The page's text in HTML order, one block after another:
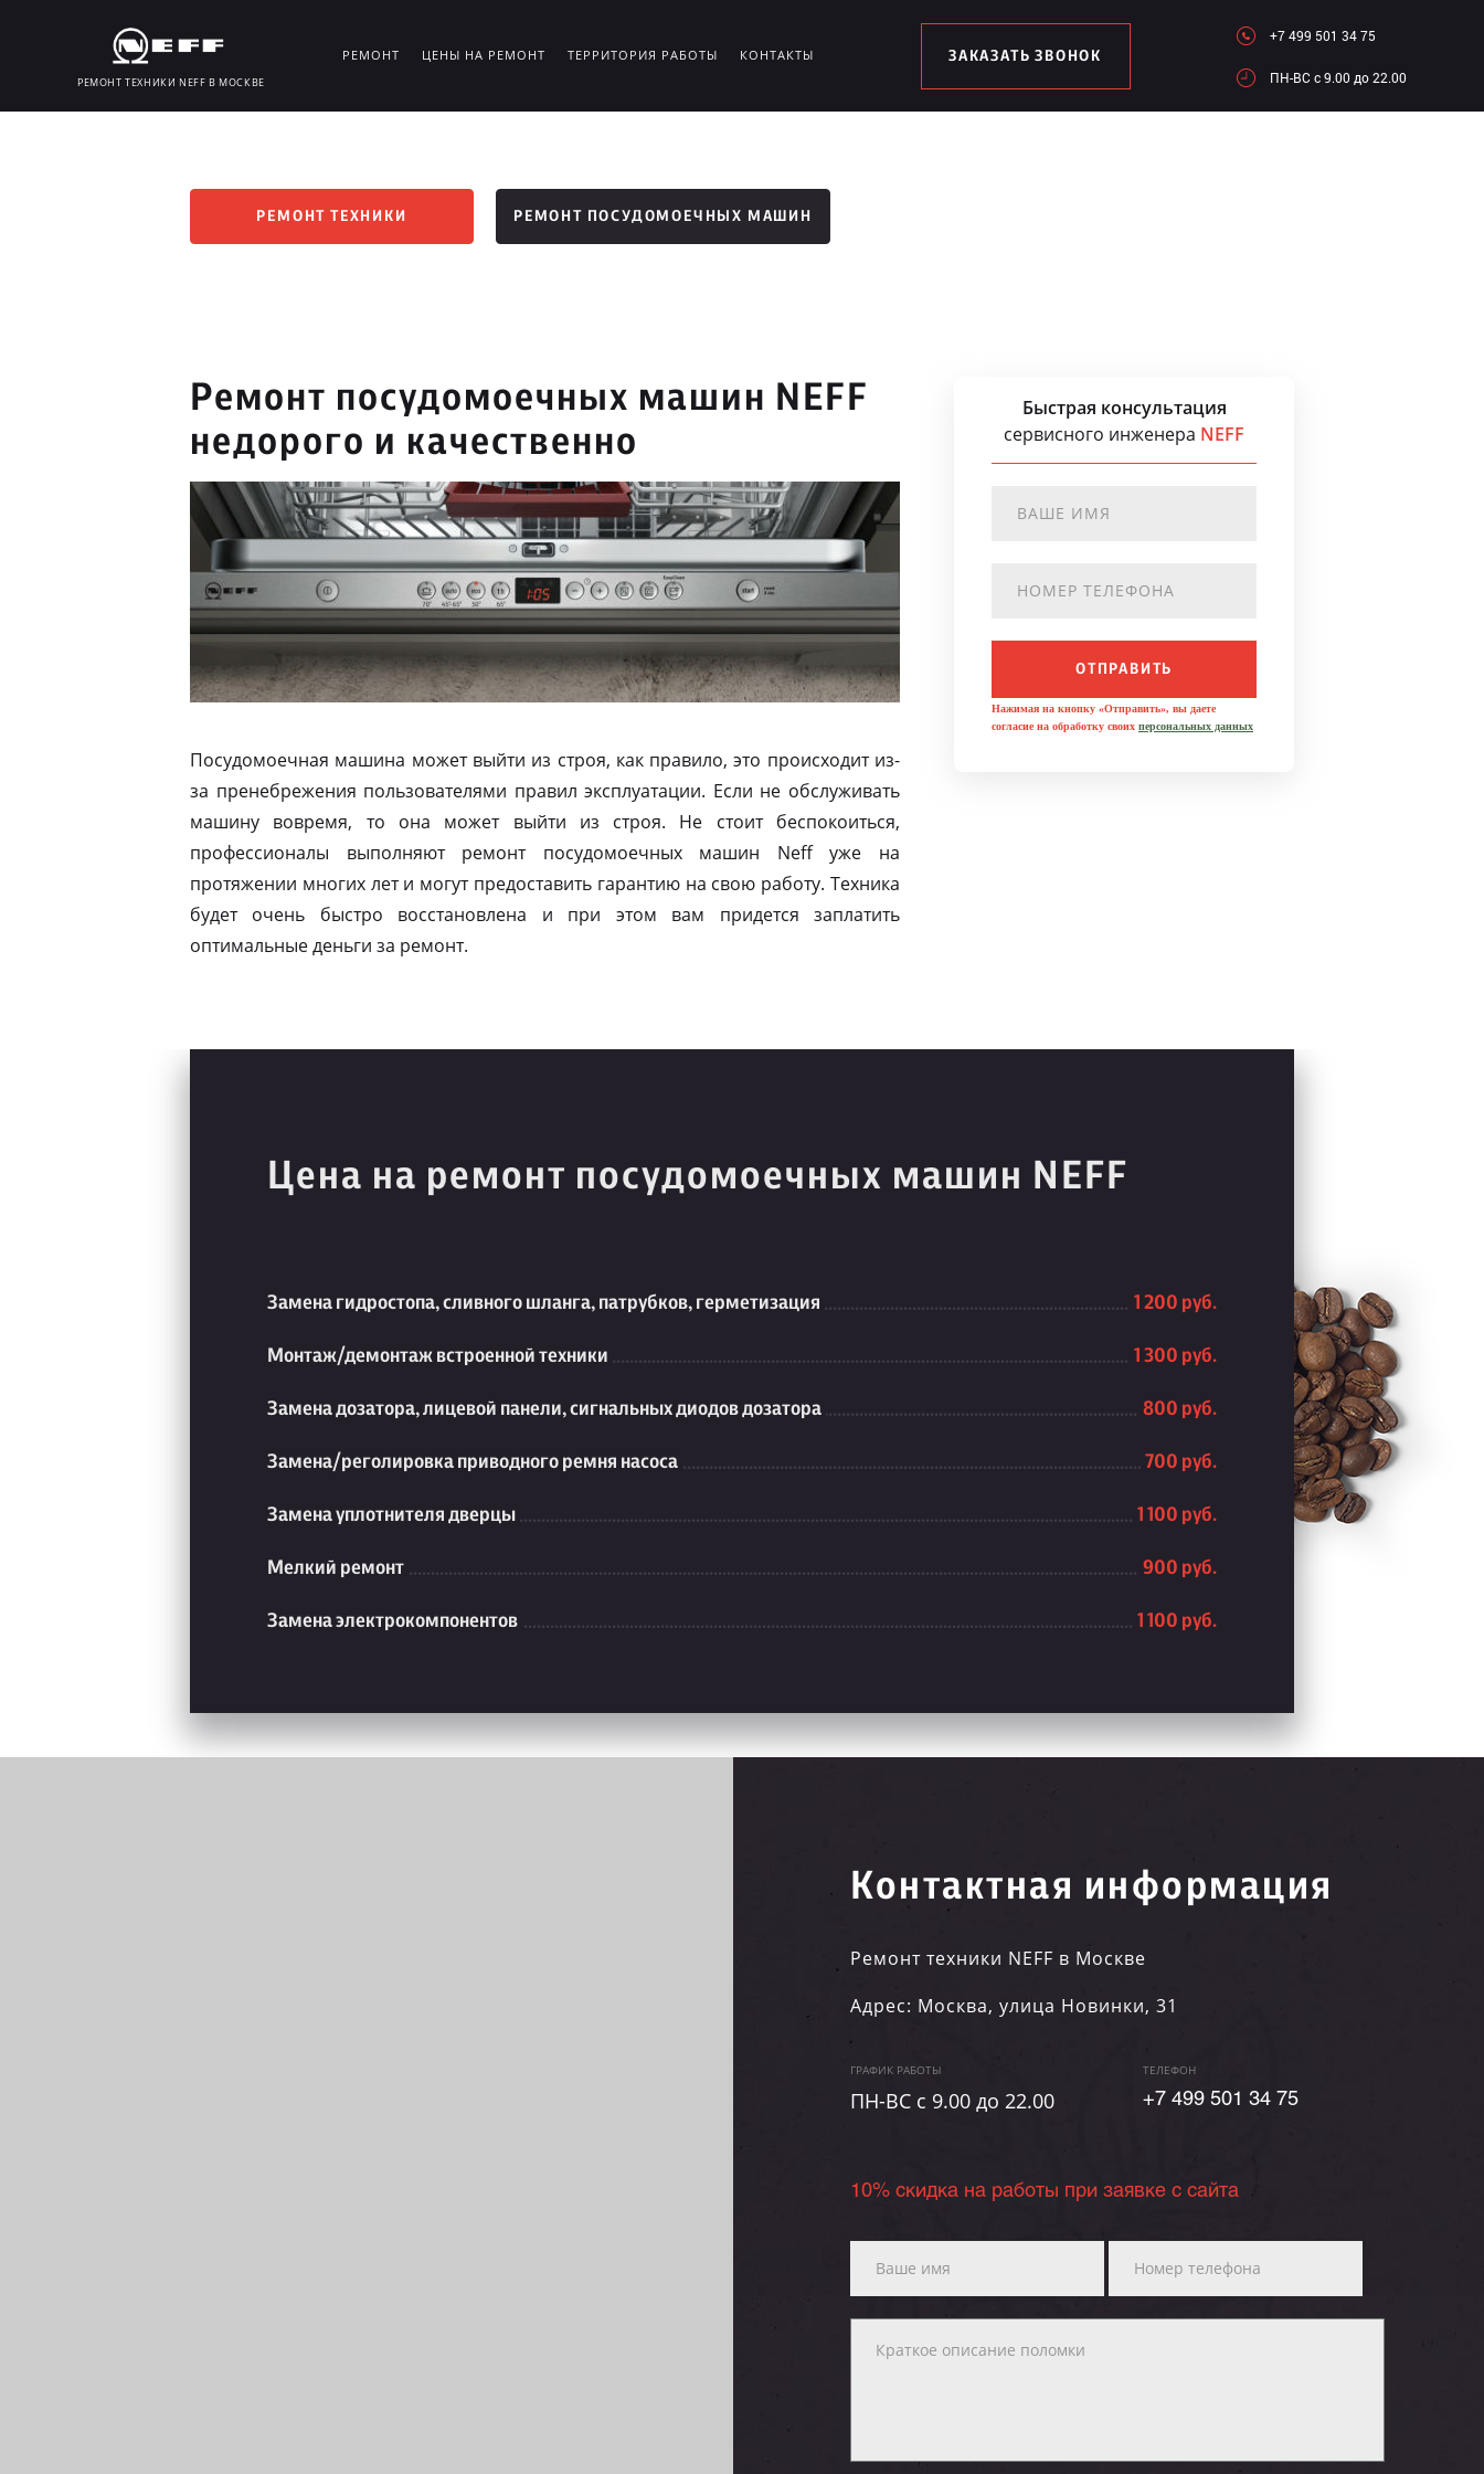
РЕМОНТ ТЕХНИКИ NEFF В МОСКВЕ
РЕМОНТ ЦЕНЫ НА РЕМОНТ ТЕРРИТОРИЯ РАБОТЫ КОНТАКТЫ ЗАКАЗАТЬ ЗВОНОК
+7 499 501 34 75
ПН-ВC c 9.00 до 22.00
РЕМОНТ ТЕХНИКИ РЕМОНТ ПОСУДОМОЕЧНЫХ МАШИН
Ремонт посудомоечных машин NEFF
недорого и качественно
Посудомоечная машина может выйти из строя, как правило, это происходит из-
за пренебрежения пользователями правил эксплуатации. Если не обслуживать
машину вовремя, то она может выйти из строя. Не стоит беспокоиться,
профессионалы выполняют ремонт посудомоечных машин Neff уже на
протяжении многих лет и могут предоставить гарантию на свою работу. Техника
будет очень быстро восстановлена и при этом вам придется заплатить
оптимальные деньги за ремонт.
Быстрая консультация
сервисного инженера NEFF
ОТПРАВИТЬ
Нажимая на кнопку «Отправить», вы даете
согласие на обработку своих персональных данных
Цена на ремонт посудомоечных машин NEFF
Замена гидростопа, сливного шланга, патрубков, герметизация 1 200 руб.
Монтаж/демонтаж встроенной техники 1 300 руб.
Замена дозатора, лицевой панели, сигнальных диодов дозатора 800 руб.
Замена/реголировка приводного ремня насоса 700 руб.
Замена уплотнителя дверцы 1 100 руб.
Мелкий ремонт 900 руб.
Замена электрокомпонентов 1 100 руб.
Контактная информация
Ремонт техники NEFF в Москве
Адрес: Москва, улица Новинки, 31
ГРАФИК РАБОТЫ
ПН-ВC c 9.00 до 22.00
ТЕЛЕФОН
+7 499 501 34 75
10% скидка на работы при заявке с сайта